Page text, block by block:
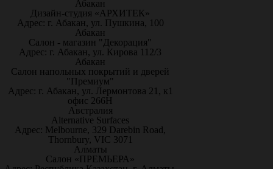
Абакан
Дизайн-студия «АРХИТЕК»
Адрес: г. Абакан, ул. Пушкина, 100
Абакан
Салон - магазин "Декорация"
Адрес: г. Абакан, ул. Кирова 112/3
Абакан
Салон напольных покрытий и дверей
"Премиум"
Адрес: г. Абакан, ул. Лермонтова 21, к1
офис 266Н
Австралия
Alternative Surfaces
Адрес: Melbourne, 329 Darebin Road,
Thornbury, VIC 3071
Алматы
Салон «ПРЕМЬЕРА»